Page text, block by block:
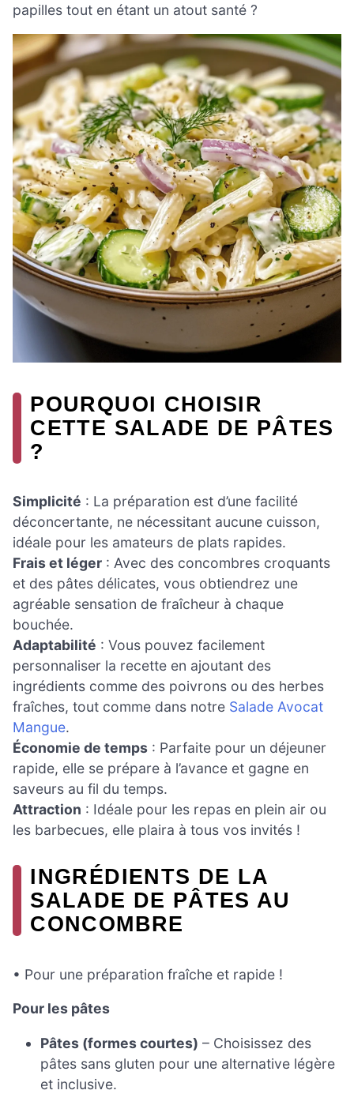
papilles tout en étant un atout santé ?
POURQUOI CHOISIR
CETTE SALADE DE PÂTES
?
Simplicité : La préparation est d’une facilité
déconcertante, ne nécessitant aucune cuisson,
idéale pour les amateurs de plats rapides.
Frais et léger : Avec des concombres croquants
et des pâtes délicates, vous obtiendrez une
agréable sensation de fraîcheur à chaque
bouchée.
Adaptabilité : Vous pouvez facilement
personnaliser la recette en ajoutant des
ingrédients comme des poivrons ou des herbes
fraîches, tout comme dans notre Salade Avocat
Mangue.
Économie de temps : Parfaite pour un déjeuner
rapide, elle se prépare à l’avance et gagne en
saveurs au fil du temps.
Attraction : Idéale pour les repas en plein air ou
les barbecues, elle plaira à tous vos invités !
INGRÉDIENTS DE LA
SALADE DE PÂTES AU
CONCOMBRE
• Pour une préparation fraîche et rapide !
Pour les pâtes
Pâtes (formes courtes) – Choisissez des
pâtes sans gluten pour une alternative légère
et inclusive.